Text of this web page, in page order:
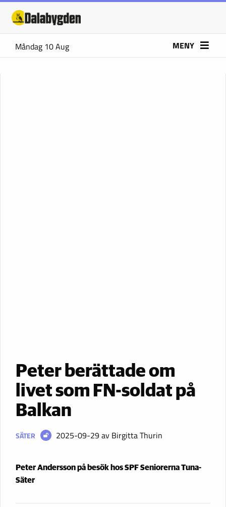
Måndag 10 Aug MENY
Peter berättade om
livet som FN-soldat på
Balkan
SÄTER 2025-09-29av Birgitta Thurin
Peter Andersson på besök hos SPF Seniorerna Tuna-
Säter